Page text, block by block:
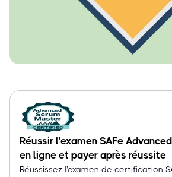
Réussir l'examen SAFe
en ligne et payer après réussite
Réussissez l'examen de certification